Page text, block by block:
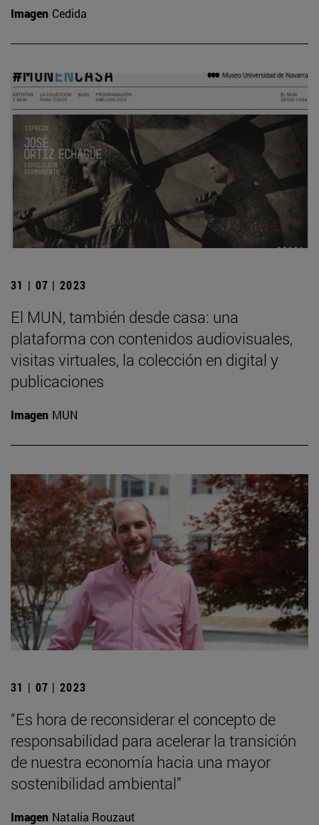
Imagen Cedida
31 | 07 | 2023
El MUN, también desde casa: una
plataforma con contenidos audiovisuales,
visitas virtuales, la colección en digital y
publicaciones
Imagen MUN
31 | 07 | 2023
“Es hora de reconsiderar el concepto de
responsabilidad para acelerar la transición
de nuestra economía hacia una mayor
sostenibilidad ambiental”
Imagen Natalia Rouzaut